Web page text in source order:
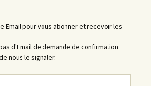
Email pour vous abonner et recevoir les
d'Email de demande de confirmation
nous le signaler.